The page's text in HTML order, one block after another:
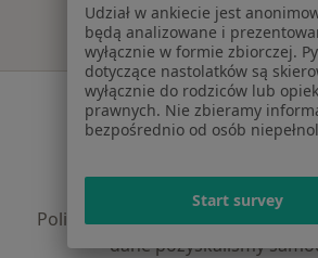
Serwis
Regulamin
Polityka prywatności
Polityka prywatności dla
dane pozyskaliśmy
Udział w ankiecie jest
będą analizowane i
wyłącznie w formie zbiorczej.
dotyczące nastolatków są
wyłącznie do rodziców lub
prawnych. Nie zbieramy
bezpośrednio od osób
Start survey